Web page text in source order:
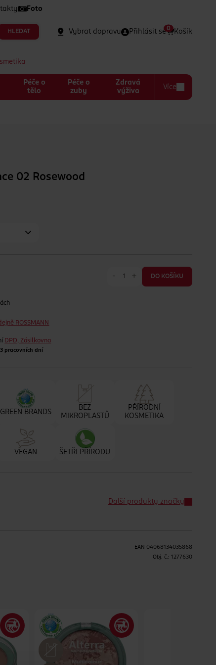
Foto
HLEDAT Vybrat dopravu Přihlásit se Košík
0
Péče o
tělo
Péče o
zuby
Zdravá
výživa
Více
02 Rosewood
- + DO KOŠÍKU
ROSSMANN
DPD, Zásilkovna
3 pracovních dní
GREEN BRANDS
BEZ
MIKROPLASTŮ
PŘÍRODNÍ
KOSMETIKA
VEGAN ŠETŘI PŘÍRODU
Další produkty značky
EAN 04068134035868
Obj. č.: 1277630